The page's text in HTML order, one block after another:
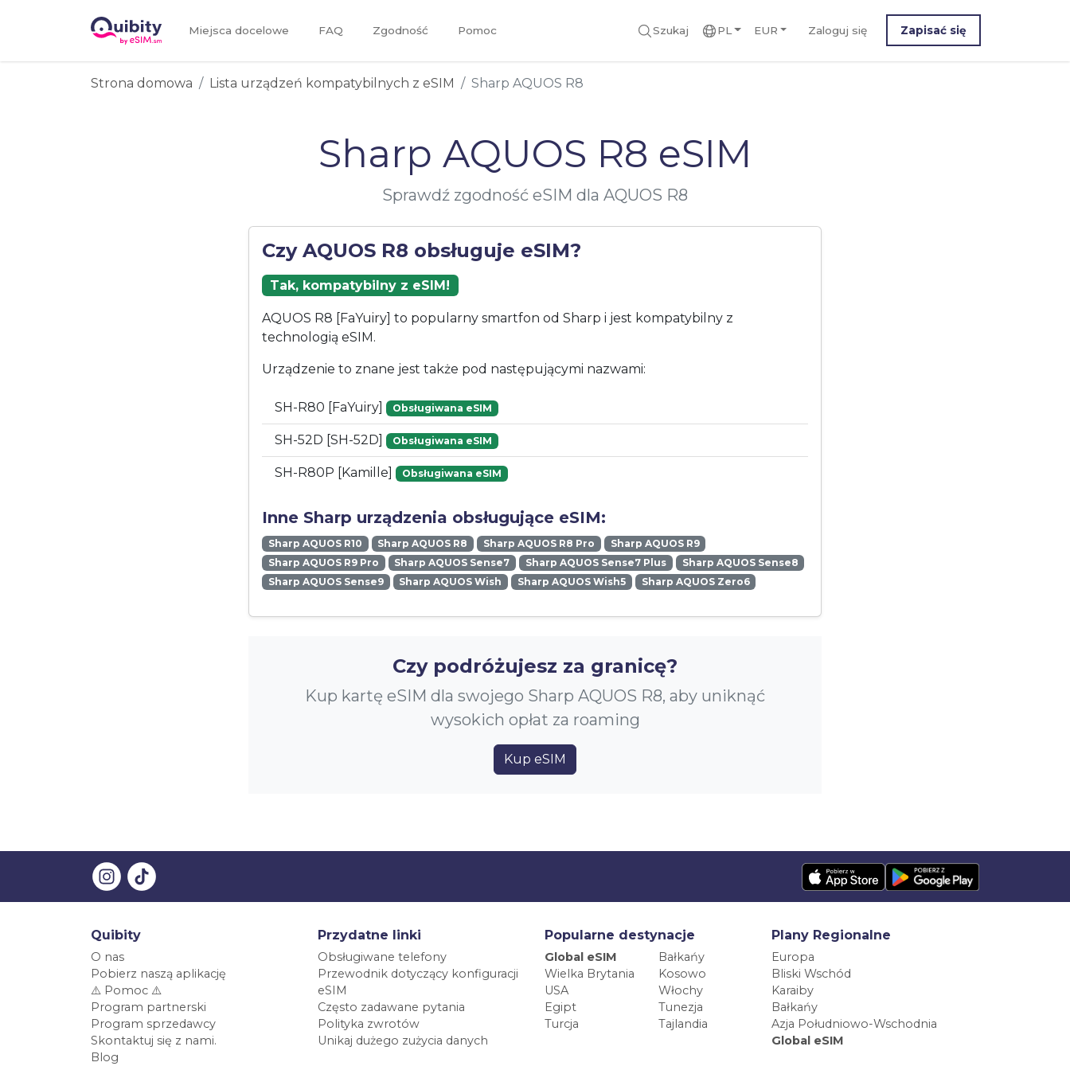
Miejsca docelowe FAQ Zgodność Pomoc Szukaj PL EUR Zaloguj się Zapisać się
Strona domowa Lista urządzeń kompatybilnych z eSIM Sharp AQUOS R8
Sharp AQUOS R8 eSIM
Sprawdź zgodność eSIM dla AQUOS R8
Czy AQUOS R8 obsługuje eSIM?
Tak, kompatybilny z eSIM!
AQUOS R8 [FaYuiry] to popularny smartfon od Sharp i jest kompatybilny z
technologią eSIM.
Urządzenie to znane jest także pod następującymi nazwami:
SH-R80 [FaYuiry] Obsługiwana eSIM
SH-52D [SH-52D] Obsługiwana eSIM
SH-R80P [Kamille] Obsługiwana eSIM
Inne Sharp urządzenia obsługujące eSIM:
Sharp AQUOS R10 Sharp AQUOS R8 Sharp AQUOS R8 Pro
Sharp AQUOS R9
Sharp AQUOS R9 Pro
Sharp AQUOS Sense7 Sharp AQUOS Sense7 Plus
Sharp AQUOS Sense8
Sharp AQUOS Sense9
Sharp AQUOS Wish Sharp AQUOS Wish5 Sharp AQUOS Zero6
Czy podróżujesz za granicę?
Kup kartę eSIM dla swojego Sharp AQUOS R8, aby uniknąć
wysokich opłat za roaming
Kup eSIM
Quibity
O nas
Pobierz naszą aplikację
⚠️ Pomoc ⚠️
Program partnerski
Program sprzedawcy
Skontaktuj się z nami.
Blog
Przydatne linki
Obsługiwane telefony
Przewodnik dotyczący konfiguracji
eSIM
Często zadawane pytania
Polityka zwrotów
Unikaj dużego zużycia danych
Popularne destynacje
Global eSIM
Bałkańy
Wielka Brytania
Kosowo
USA
Włochy
Egipt
Tunezja
Turcja
Tajlandia
Plany Regionalne
Europa
Bliski Wschód
Karaiby
Bałkańy
Azja Południowo-Wschodnia
Global eSIM